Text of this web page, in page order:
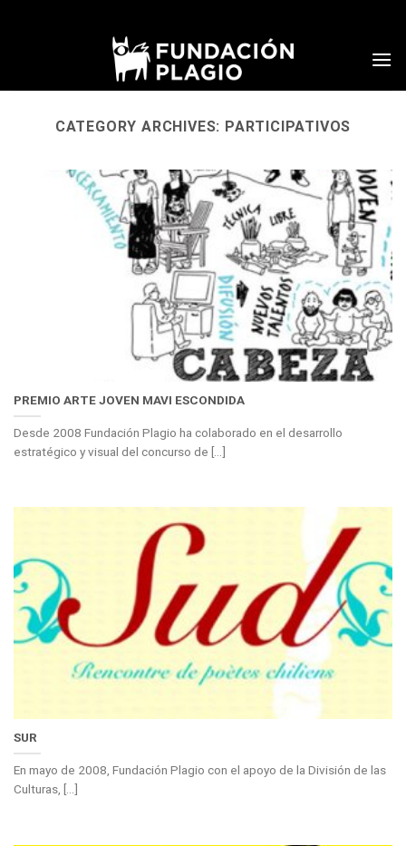
CATEGORY ARCHIVES: PARTICIPATIVOS
PREMIO ARTE JOVEN MAVI ESCONDIDA
Desde 2008 Fundación Plagio ha colaborado en el desarrollo
estratégico y visual del concurso de [...]
SUR
En mayo de 2008, Fundación Plagio con el apoyo de la División de las
Culturas, [...]